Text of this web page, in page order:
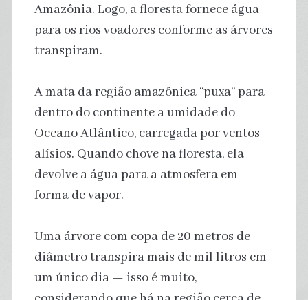
Amazônia. Logo, a floresta fornece água
para os rios voadores conforme as árvores
transpiram.
A mata da região amazônica “puxa” para
dentro do continente a umidade do
Oceano Atlântico, carregada por ventos
alísios. Quando chove na floresta, ela
devolve a água para a atmosfera em
forma de vapor.
Uma árvore com copa de 20 metros de
diâmetro transpira mais de mil litros em
um único dia — isso é muito,